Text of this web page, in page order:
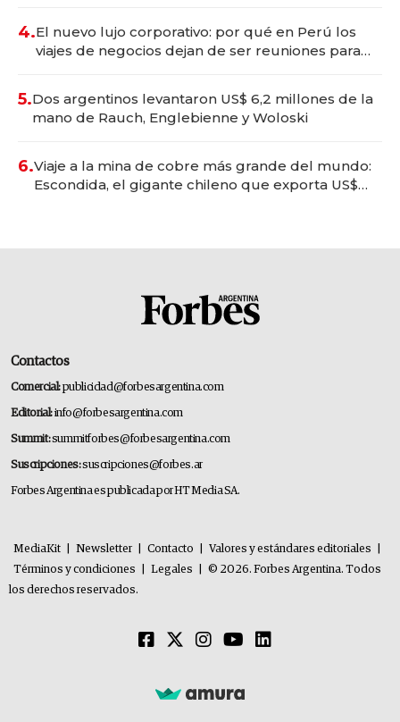
4.El nuevo lujo corporativo: por qué en Perú los
viajes de negocios dejan de ser reuniones para
5.Dos argentinos levantaron US$ 6,2 millones de la
mano de Rauch, Englebienne y Woloski
6.Viaje a la mina de cobre más grande del mundo:
Escondida, el gigante chileno que exporta US$
Contactos
Comercial:publicidad@forbesargentina.com
Editorial:info@forbesargentina.com
Summit:summitforbes@forbesargentina.com
Suscripciones:suscripciones@forbes.ar
Forbes Argentina es publicada por HT Media SA.
MediaKit Newsletter Contacto Valores y estándares editoriales
Términos y condiciones
Legales
© 2026. Forbes Argentina. Todos
los derechos reservados.